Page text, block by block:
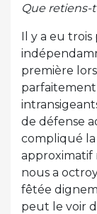
Que retiens-
Il y a eu trois
première
de défense
compliqué
approximatif
nous a
fêtée
peut le voir